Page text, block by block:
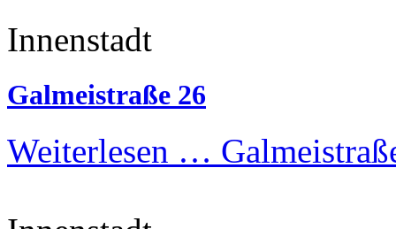
Innenstadt
Galmeistraße 26
Weiterlesen …